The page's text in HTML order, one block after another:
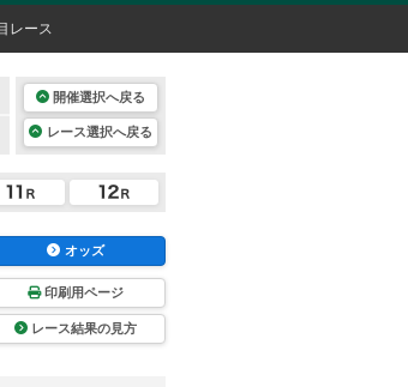
レース
開催選択へ戻る
レース選択へ戻る
オッズ
印刷用ページ
レース結果の見方